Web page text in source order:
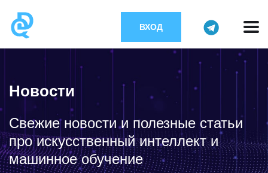
ВХОД
Новости
Свежие новости и полезные статьи
про искусственный интеллект и
машинное обучение